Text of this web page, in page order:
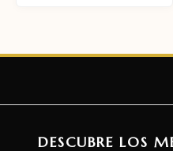
DESCUBRE LOS